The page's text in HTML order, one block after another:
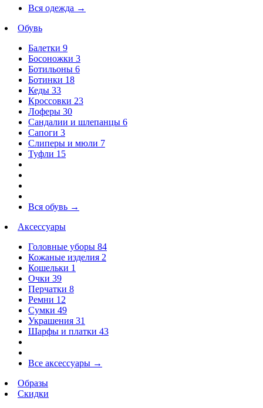
Вся одежда →
Обувь
Балетки 9
Босоножки 3
Ботильоны 6
Ботинки 18
Кеды 33
Кроссовки 23
Лоферы 30
Сандалии и шлепанцы 6
Сапоги 3
Слиперы и мюли 7
Туфли 15
Вся обувь →
Аксессуары
Головные уборы 84
Кожаные изделия 2
Кошельки 1
Очки 39
Перчатки 8
Ремни 12
Сумки 49
Украшения 31
Шарфы и платки 43
Все аксессуары →
Образы
Скидки